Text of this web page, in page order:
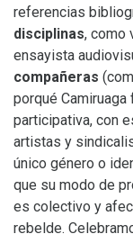
referencias
disciplinas, como
ensayista
compañeras
porqué
participativa, con
artistas y
único género o
que su modo de
es colectivo y
rebelde.